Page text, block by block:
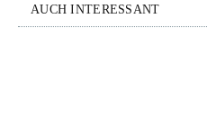
AUCH INTERESSANT